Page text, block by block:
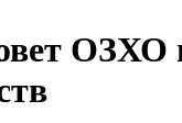
ОЗХО